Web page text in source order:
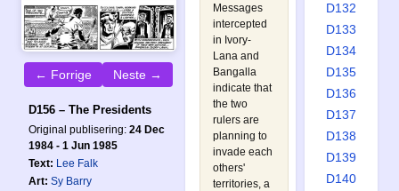
← Forrige Neste →
D156 – The Presidents
Original publisering: 24 Dec
1984 - 1 Jun 1985
Text: Lee Falk
Art: Sy Barry
Messages
intercepted
in Ivory-
Lana and
Bangalla
indicate that
the two
rulers are
planning to
invade each
others'
territories, a
D132
D133
D134
D135
D136
D137
D138
D139
D140